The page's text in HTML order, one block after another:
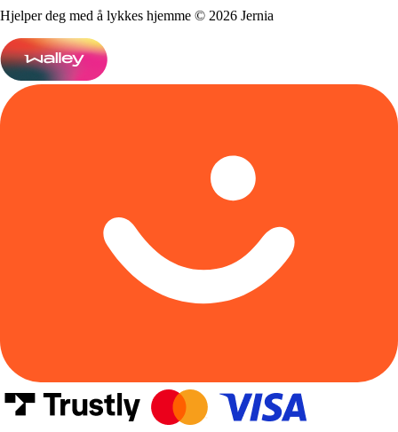
Hjelper deg med å lykkes hjemme © 2026 Jernia